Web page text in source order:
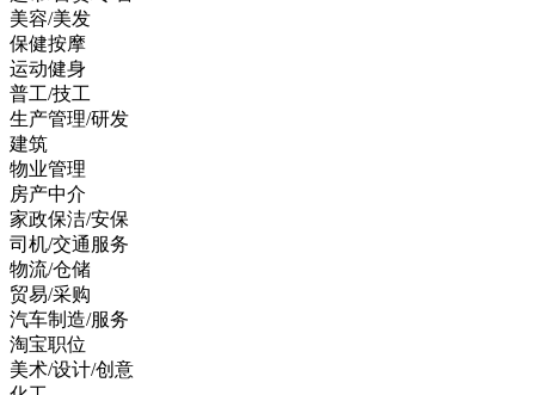
美容/美发
保健按摩
运动健身
普工/技工
生产管理/研发
建筑
物业管理
房产中介
家政保洁/安保
司机/交通服务
物流/仓储
贸易/采购
汽车制造/服务
淘宝职位
美术/设计/创意